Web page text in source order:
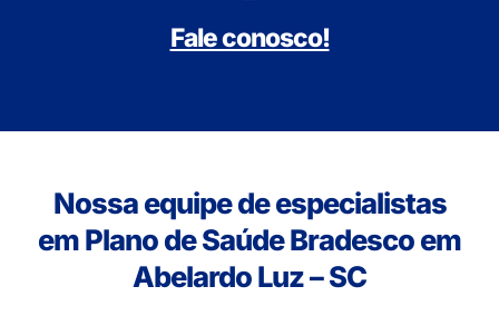
Fale conosco!
Nossa equipe de especialistas
em Plano de Saúde Bradesco em
Abelardo Luz – SC